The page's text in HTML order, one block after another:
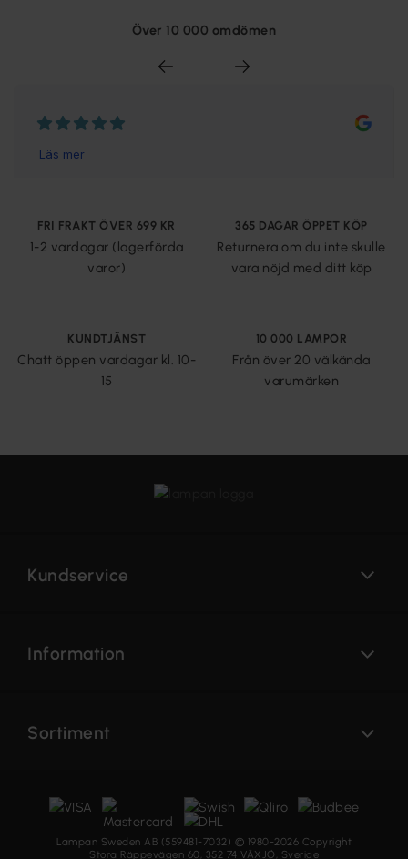
Över 10 000 omdömen
FRI FRAKT ÖVER 699 KR
1-2 vardagar (lagerförda
varor)
365 DAGAR ÖPPET KÖP
Returnera om du inte skulle
vara nöjd med ditt köp
KUNDTJÄNST
Chatt öppen vardagar kl. 10-
15
10 000 LAMPOR
Från över 20 välkända
varumärken
Kundservice
Information
Sortiment
Lampan Sweden AB (559481-7032) © 1980-2026 Copyright
Stora Räppevägen 60, 352 74 VÄXJÖ, Sverige